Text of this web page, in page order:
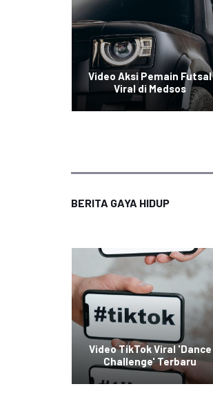
Video Aksi Pemain Futsal
Viral di Medsos
BERITA GAYA HIDUP
Video TikTok Viral 'Dance
Challenge' Terbaru